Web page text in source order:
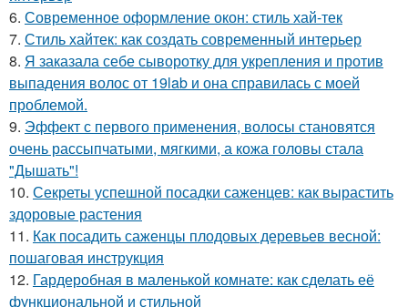
6. Современное оформление окон: стиль хай-тек
7. Стиль хайтек: как создать современный интерьер
8. Я заказала себе сыворотку для укрепления и против
выпадения волос от 19lab и она справилась с моей
проблемой.
9. Эффект с первого применения, волосы становятся
очень рассыпчатыми, мягкими, а кожа головы стала
"Дышать"!
10. Секреты успешной посадки саженцев: как вырастить
здоровые растения
11. Как посадить саженцы плодовых деревьев весной:
пошаговая инструкция
12. Гардеробная в маленькой комнате: как сделать её
функциональной и стильной